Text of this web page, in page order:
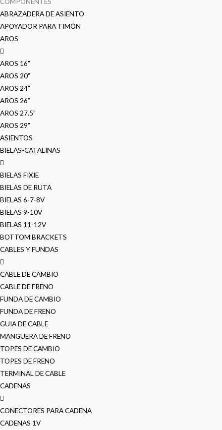
ABRAZADERA DE ASIENTO
APOYADOR PARA TIMÓN
AROS
AROS 16”
AROS 20”
AROS 24”
AROS 26”
AROS 27.5”
AROS 29”
ASIENTOS
BIELAS-CATALINAS
BIELAS FIXIE
BIELAS DE RUTA
BIELAS 6-7-8V
BIELAS 9-10V
BIELAS 11-12V
BOTTOM BRACKETS
CABLES Y FUNDAS
CABLE DE CAMBIO
CABLE DE FRENO
FUNDA DE CAMBIO
FUNDA DE FRENO
GUIA DE CABLE
MANGUERA DE FRENO
TOPES DE CAMBIO
TOPES DE FRENO
TERMINAL DE CABLE
CADENAS
CONECTORES PARA CADENA
CADENAS 1V